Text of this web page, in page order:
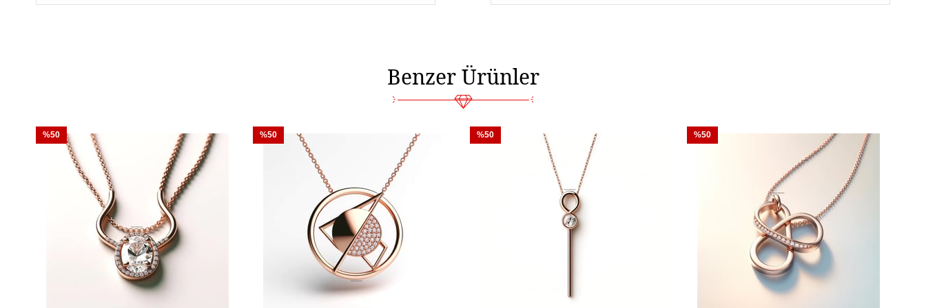
Benzer Ürünler
%50 %50 %50 %50